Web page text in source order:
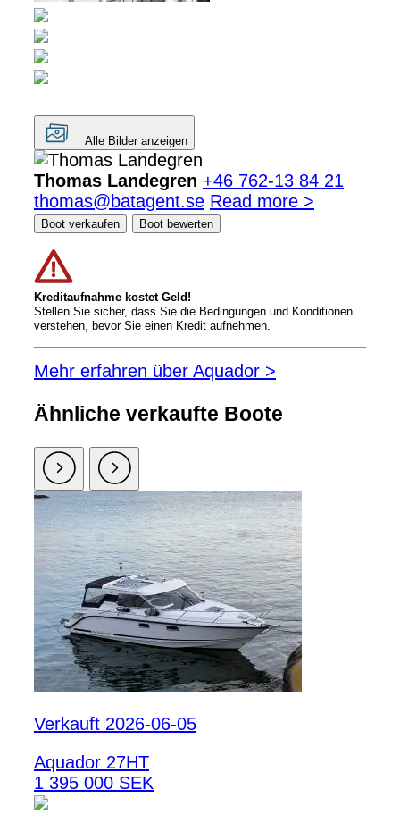
Alle Bilder anzeigen
Thomas Landegren +46 762-13 84 21
thomas@batagent.se Read more >
Boot verkaufen Boot bewerten
Kreditaufnahme kostet Geld!
Stellen Sie sicher, dass Sie die Bedingungen und Konditionen
verstehen, bevor Sie einen Kredit aufnehmen.
Mehr erfahren über Aquador >
Ähnliche verkaufte Boote
Verkauft 2026-06-05
Aquador 27HT
1 395 000 SEK